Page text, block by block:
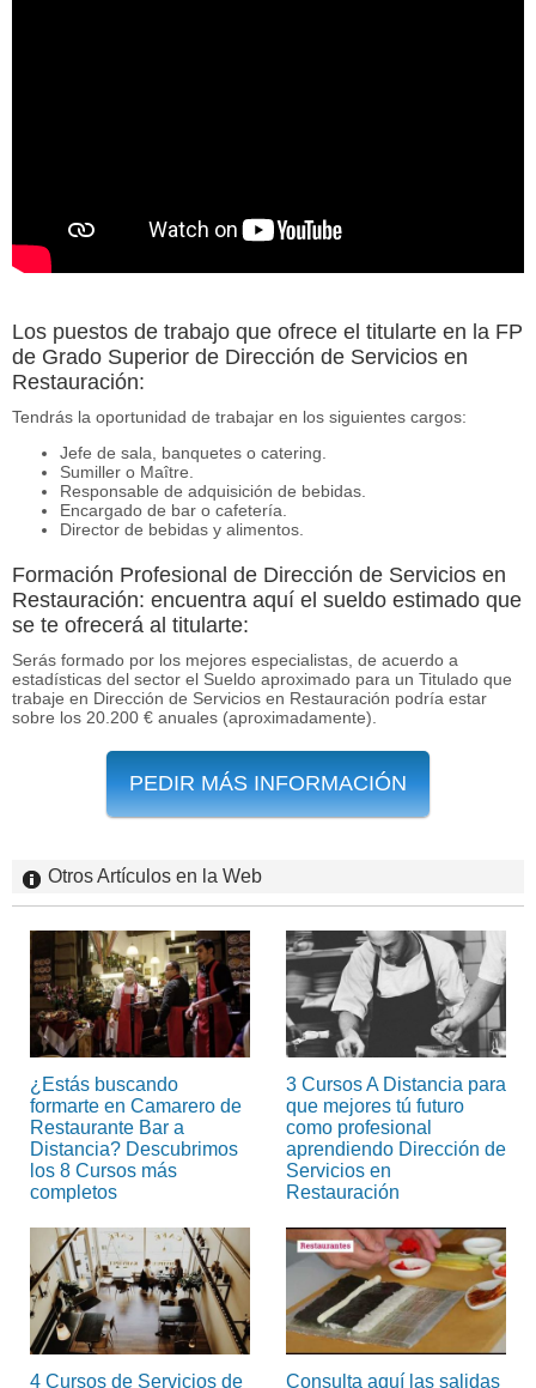
Los puestos de trabajo que ofrece el titularte en la FP
de Grado Superior de Dirección de Servicios en
Restauración:
Tendrás la oportunidad de trabajar en los siguientes cargos:
Jefe de sala, banquetes o catering.
Sumiller o Maître.
Responsable de adquisición de bebidas.
Encargado de bar o cafetería.
Director de bebidas y alimentos.
Formación Profesional de Dirección de Servicios en
Restauración: encuentra aquí el sueldo estimado que
se te ofrecerá al titularte:
Serás formado por los mejores especialistas, de acuerdo a
estadísticas del sector el Sueldo aproximado para un Titulado que
trabaje en Dirección de Servicios en Restauración podría estar
sobre los 20.200 € anuales (aproximadamente).
PEDIR MÁS INFORMACIÓN
Otros Artículos en la Web
¿Estás buscando
formarte en Camarero de
Restaurante Bar a
Distancia? Descubrimos
los 8 Cursos más
completos
3 Cursos A Distancia para
que mejores tú futuro
como profesional
aprendiendo Dirección de
Servicios en
Restauración
4 Cursos de Servicios de Consulta aquí las salidas